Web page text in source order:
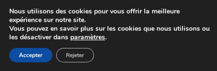
En veille
Redémarrage sans cause apparente,
perte des fichiers ouverts
Identifier ces cas particuliers permet d’orienter le
Nous utilisons des cookies pour vous offrir la meilleure
expérience sur notre site.
Vous pouvez en savoir plus sur les cookies que nous utilisons ou
les désactiver dans paramètres.
Accepter Rejeter